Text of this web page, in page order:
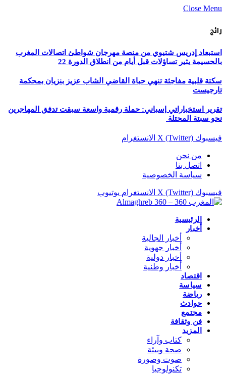
Close Menu
رائج
استبعاد إدريس شتيوي من منصة مهرجان شواطئ اتصالات المغرب
بالحسيمة يثير تساؤلات قبل أيام من انطلاق الدورة 22
سكتة قلبية مفاجئة تنهي حياة القاضي الشاب عزيز بنزيان بمحكمة
تارجيست
تقرير استخباراتي إسباني: حملة رقمية واسعة سبقت تدفق المهاجرين
نحو سبتة المحتلة
فيسبوك X (Twitter) الانستغرام
من نحن
اتصل بنا
سياسة الخصوصية
فيسبوك X (Twitter) الانستغرام يوتيوب
الرئيسية
أخبار
أخبار الجالية
أخبار جهوية
أخبار دولية
أخبار وطنية
اقتصاد
سياسة
رياضة
حوادث
مجتمع
فن وثقافة
المزيد
كتاب وآراء
صحة وبيئة
صوت وصورة
تكنولوجيا